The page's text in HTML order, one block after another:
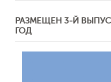
РАЗМЕЩЕН 3-Й
ГОД